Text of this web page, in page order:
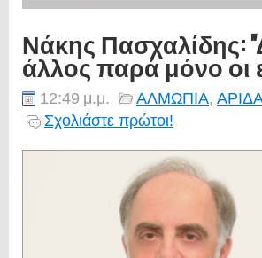
Νάκης Πασχαλίδης:
άλλος παρά μόνο οι
12:49 μ.μ. ΑΛΜΩΠΙΑ,
Σχολιάστε πρώτοι!